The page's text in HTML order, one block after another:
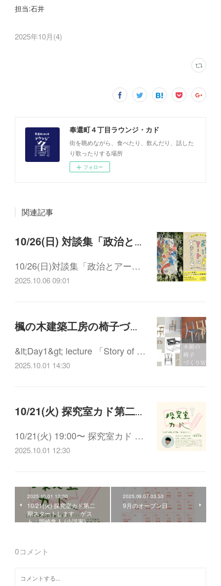
担当:石井
2025年10月(4)
奉還町４丁目ラウンジ・カド
街を眺めながら、食べたり、飲んだり、話した
り歌ったりする場所
フォロー
関連記事
10/26(日) 対談集「政治とアートにできること」出版記念イベント
10/26(日)対談集「政治とアー…
2025.10.06 09:01
楓の木建築工房の椅子づくり in autumn
&lt;Day1&gt; lecture 「Story of …
2025.10.01 14:30
10/21(火) 探究室カド第二期スタートします ゲスト：岡崎隼人 (小説家)
10/21(火) 19:00〜 探究室カド …
2025.10.01 12:30
2025.10.01 12:30
10/21(火) 探究室カド第二
期スタートします ゲス
ト：岡崎隼人 (小説家)
2025.09.07 03:53
9月のオープン日
0コメント